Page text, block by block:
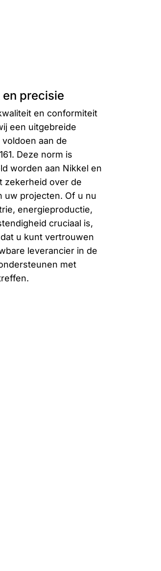
precisie
en conformiteit
een uitgebreide
aan de
Deze norm is
worden aan Nikkel en
zekerheid over de
uw projecten. Of u nu
energieproductie,
cruciaal is,
u kunt vertrouwen
leverancier in de
met